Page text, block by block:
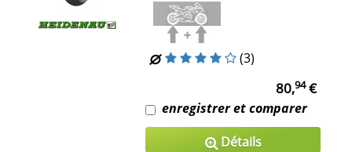
(3)
80,94€
enregistrer et comparer
Détails